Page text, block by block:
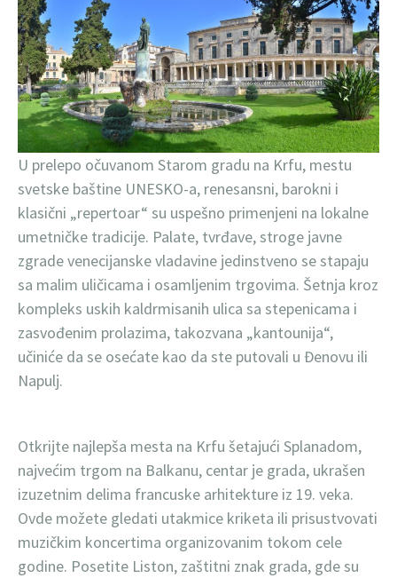
U prelepo očuvanom Starom gradu na Krfu, mestu
svetske baštine UNESKO-a, renesansni, barokni i
klasični „repertoar“ su uspešno primenjeni na lokalne
umetničke tradicije. Palate, tvrđave, stroge javne
zgrade venecijanske vladavine jedinstveno se stapaju
sa malim uličicama i osamljenim trgovima. Šetnja kroz
kompleks uskih kaldrmisanih ulica sa stepenicama i
zasvođenim prolazima, takozvana „kantounija“,
učiniće da se osećate kao da ste putovali u Đenovu ili
Napulj.
Otkrijte najlepša mesta na Krfu šetajući Splanadom,
najvećim trgom na Balkanu, centar je grada, ukrašen
izuzetnim delima francuske arhitekture iz 19. veka.
Ovde možete gledati utakmice kriketa ili prisustvovati
muzičkim koncertima organizovanim tokom cele
godine. Posetite Liston, zaštitni znak grada, gde su